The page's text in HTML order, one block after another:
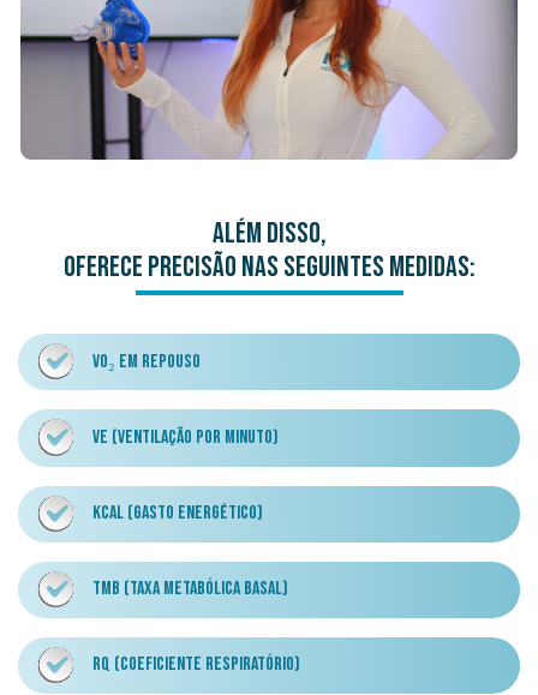
ALÉM DISSO,
OFERECE PRECISÃO NAS SEGUINTES MEDIDAS:
VO₂ EM REPOUSO
VE (VENTILAÇÃO POR MINUTO)
KCAL (GASTO ENERGÉTICO)
TMB (TAXA METABÓLICA BASAL)
RQ (COEFICIENTE RESPIRATÓRIO)